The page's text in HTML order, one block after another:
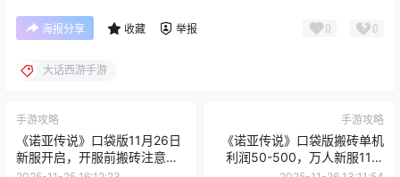
海报分享 收藏 举报 0 0
大话西游手游
手游攻略
《诺亚传说》口袋版11月26日
新服开启，开服前搬砖注意事
手游攻略
《诺亚传说》口袋版搬砖单机
利润50-500，万人新服11月